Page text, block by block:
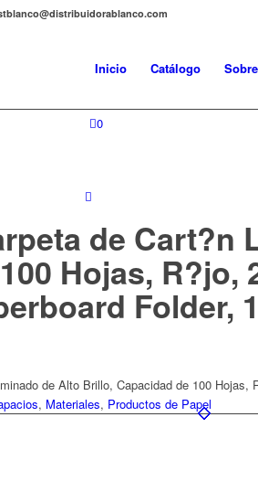
Inicio Catálogo
0
de
Hojas, R?jo,
Folder,
de Alto Brillo, Capacidad de 100
, Materiales, Productos de Papel